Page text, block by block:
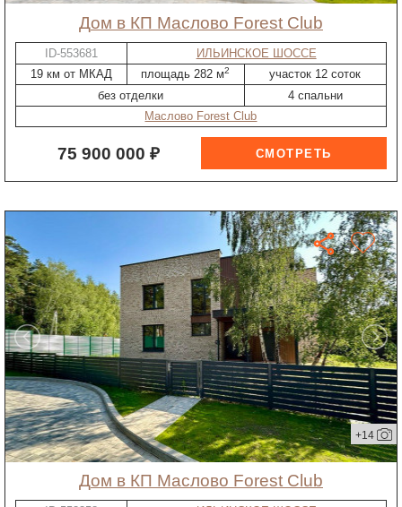
дом в КП Маслово Forest Club
ID-553681
ИЛЬИНСКОЕ ШОССЕ
19 км от МКАД
площадь 282 м2
участок 12 соток
без отделки
4 спальни
Маслово Forest Club
75 900 000 ₽
+14
дом в КП Маслово Forest Club